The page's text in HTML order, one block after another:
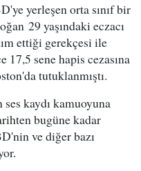
yerleşen orta sınıf bir
29 yaşındaki eczacı
ettiği gerekçesi ile
17,5 sene hapis cezasına
tutuklanmıştı.
ses kaydı kamuoyuna
bugüne kadar
ve diğer bazı